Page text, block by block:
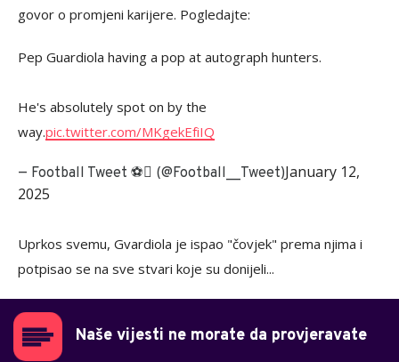
govor o promjeni karijere. Pogledajte:
Pep Guardiola having a pop at autograph hunters.
He's absolutely spot on by the
way.pic.twitter.com/MKgekEfiIQ
— Football Tweet ⚽ (@Football__Tweet)January 12,
2025
Uprkos svemu, Gvardiola je ispao "čovjek" prema njima i
potpisao se na sve stvari koje su donijeli...
Naše vijesti ne morate da provjeravate